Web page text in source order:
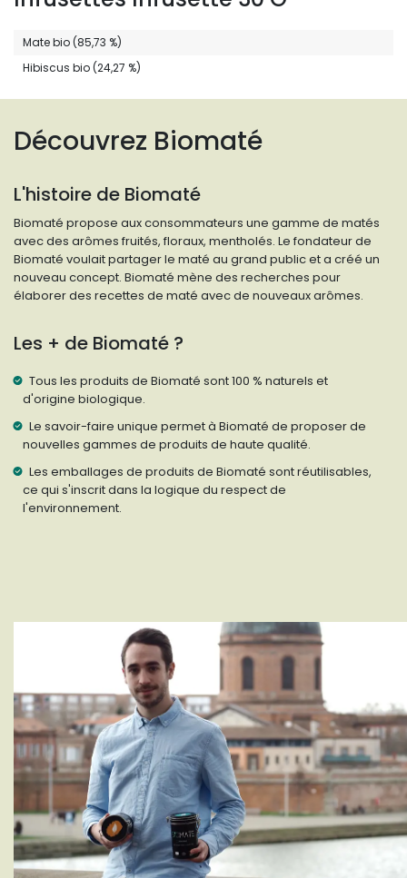
Mate bio (85,73 %)
Hibiscus bio (24,27 %)
Découvrez Biomaté
L'histoire de Biomaté
Biomaté propose aux consommateurs une gamme de matés
avec des arômes fruités, floraux, mentholés. Le fondateur de
Biomaté voulait partager le maté au grand public et a créé un
nouveau concept. Biomaté mène des recherches pour
élaborer des recettes de maté avec de nouveaux arômes.
Les + de Biomaté ?
Tous les produits de Biomaté sont 100 % naturels et
d'origine biologique.
Le savoir-faire unique permet à Biomaté de proposer de
nouvelles gammes de produits de haute qualité.
Les emballages de produits de Biomaté sont réutilisables,
ce qui s'inscrit dans la logique du respect de
l'environnement.